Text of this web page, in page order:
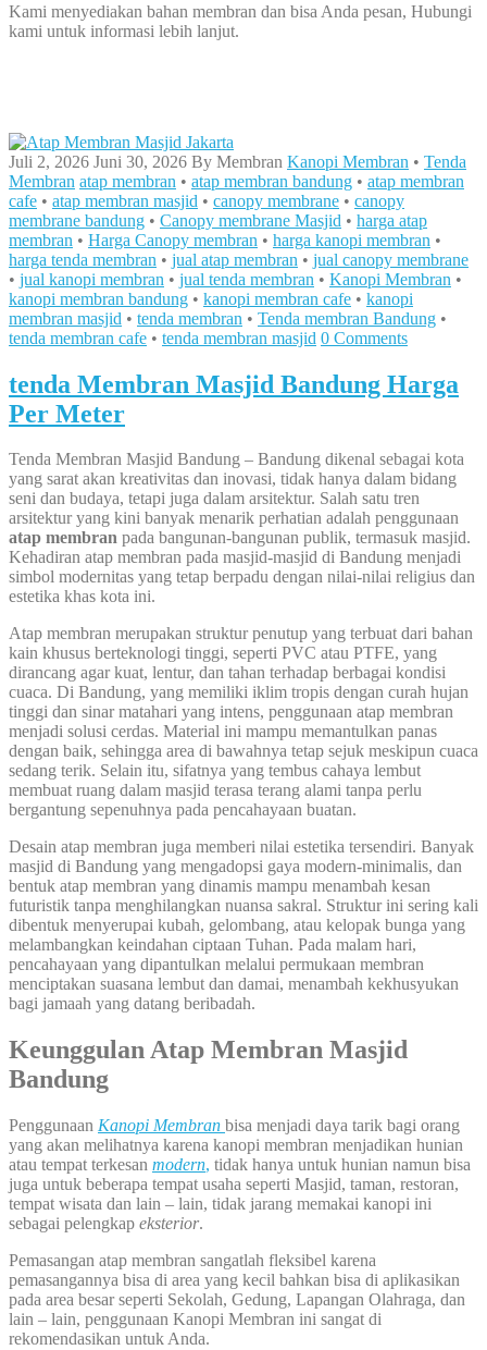
Kami menyediakan bahan membran dan bisa Anda pesan, Hubungi
kami untuk informasi lebih lanjut.
Juli 2, 2026 Juni 30, 2026 By Membran Kanopi Membran • Tenda
Membran atap membran • atap membran bandung • atap membran
cafe • atap membran masjid • canopy membrane • canopy
membrane bandung • Canopy membrane Masjid • harga atap
membran • Harga Canopy membran • harga kanopi membran •
harga tenda membran • jual atap membran • jual canopy membrane
• jual kanopi membran • jual tenda membran • Kanopi Membran •
kanopi membran bandung • kanopi membran cafe • kanopi
membran masjid • tenda membran • Tenda membran Bandung •
tenda membran cafe • tenda membran masjid 0 Comments
tenda Membran Masjid Bandung Harga
Per Meter
Tenda Membran Masjid Bandung – Bandung dikenal sebagai kota
yang sarat akan kreativitas dan inovasi, tidak hanya dalam bidang
seni dan budaya, tetapi juga dalam arsitektur. Salah satu tren
arsitektur yang kini banyak menarik perhatian adalah penggunaan
atap membran pada bangunan-bangunan publik, termasuk masjid.
Kehadiran atap membran pada masjid-masjid di Bandung menjadi
simbol modernitas yang tetap berpadu dengan nilai-nilai religius dan
estetika khas kota ini.
Atap membran merupakan struktur penutup yang terbuat dari bahan
kain khusus berteknologi tinggi, seperti PVC atau PTFE, yang
dirancang agar kuat, lentur, dan tahan terhadap berbagai kondisi
cuaca. Di Bandung, yang memiliki iklim tropis dengan curah hujan
tinggi dan sinar matahari yang intens, penggunaan atap membran
menjadi solusi cerdas. Material ini mampu memantulkan panas
dengan baik, sehingga area di bawahnya tetap sejuk meskipun cuaca
sedang terik. Selain itu, sifatnya yang tembus cahaya lembut
membuat ruang dalam masjid terasa terang alami tanpa perlu
bergantung sepenuhnya pada pencahayaan buatan.
Desain atap membran juga memberi nilai estetika tersendiri. Banyak
masjid di Bandung yang mengadopsi gaya modern-minimalis, dan
bentuk atap membran yang dinamis mampu menambah kesan
futuristik tanpa menghilangkan nuansa sakral. Struktur ini sering kali
dibentuk menyerupai kubah, gelombang, atau kelopak bunga yang
melambangkan keindahan ciptaan Tuhan. Pada malam hari,
pencahayaan yang dipantulkan melalui permukaan membran
menciptakan suasana lembut dan damai, menambah kekhusyukan
bagi jamaah yang datang beribadah.
Keunggulan Atap Membran Masjid
Bandung
Penggunaan Kanopi Membran bisa menjadi daya tarik bagi orang
yang akan melihatnya karena kanopi membran menjadikan hunian
atau tempat terkesan modern, tidak hanya untuk hunian namun bisa
juga untuk beberapa tempat usaha seperti Masjid, taman, restoran,
tempat wisata dan lain – lain, tidak jarang memakai kanopi ini
sebagai pelengkap eksterior.
Pemasangan atap membran sangatlah fleksibel karena
pemasangannya bisa di area yang kecil bahkan bisa di aplikasikan
pada area besar seperti Sekolah, Gedung, Lapangan Olahraga, dan
lain – lain, penggunaan Kanopi Membran ini sangat di
rekomendasikan untuk Anda.